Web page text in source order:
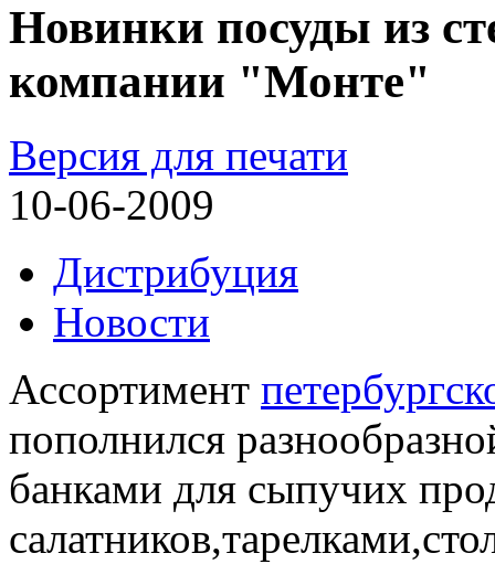
Новинки посуды из
компании "Монте"
Версия для печати
10-06-2009
Дистрибуция
Новости
Ассортимент
пополнился
банками для сыпучих